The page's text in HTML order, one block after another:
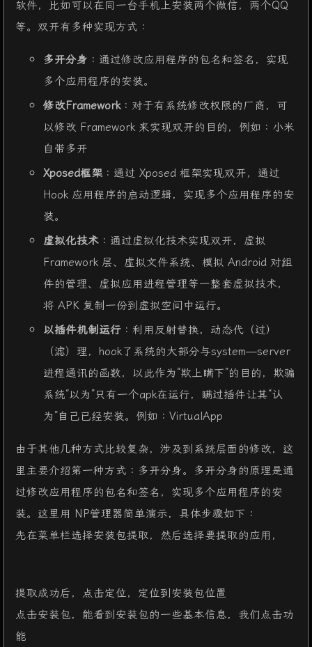
软件，比如可以在同一台手机上安装两个微信，两个QQ
等。双开有多种实现方式：
多开分身 ：通过修改应用程序的包名和签名，实现
多个应用程序的安装。
修改Framework：对于有系统修改权限的厂商，可
以修改 Framework 来实现双开的目的，例如：小米
自带多开
Xposed框架：通过 Xposed 框架实现双开，通过
Hook 应用程序的启动逻辑，实现多个应用程序的安
装。
虚拟化技术 ：通过虚拟化技术实现双开，虚拟
Framework 层、虚拟文件系统、模拟 Android 对组
件的管理、虚拟应用进程管理等一整套虚拟技术，
将 APK 复制一份到虚拟空间中运行。
以插件机制运行 ：利用反射替换，动态代（过）
（滤）理，hook了系统的大部分与system—server
进程通讯的函数，以此作为“欺上瞒下”的目的，欺骗
系统“以为”只有一个apk在运行，瞒过插件让其“认
为”自己已经安装。例如：VirtualApp
由于其他几种方式比较复杂，涉及到系统层面的修改，这
里主要介绍第一种方式：多开分身。多开分身的原理是通
过修改应用程序的包名和签名，实现多个应用程序的安
装。这里用 NP管理器简单演示，具体步骤如下：
先在菜单栏选择安装包提取，然后选择要提取的应用，
提取成功后，点击定位，定位到安装包位置
点击安装包，能看到安装包的一些基本信息，我们点击功
能